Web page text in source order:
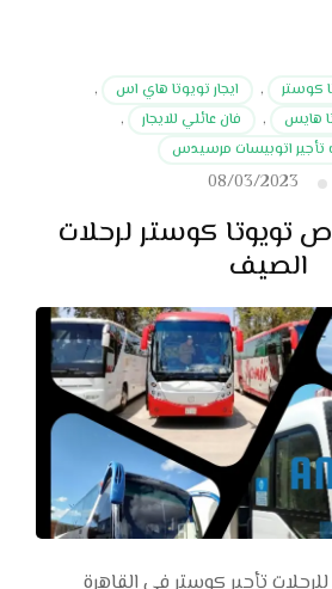
كوستر , ايجار تويوتا هاي اس
,
هايس
, فان عائلي للايجار
,
تأجير اتوبيسات مرسيدس
08/03/2023
تويوتا كوستر لرحلات
الصيف